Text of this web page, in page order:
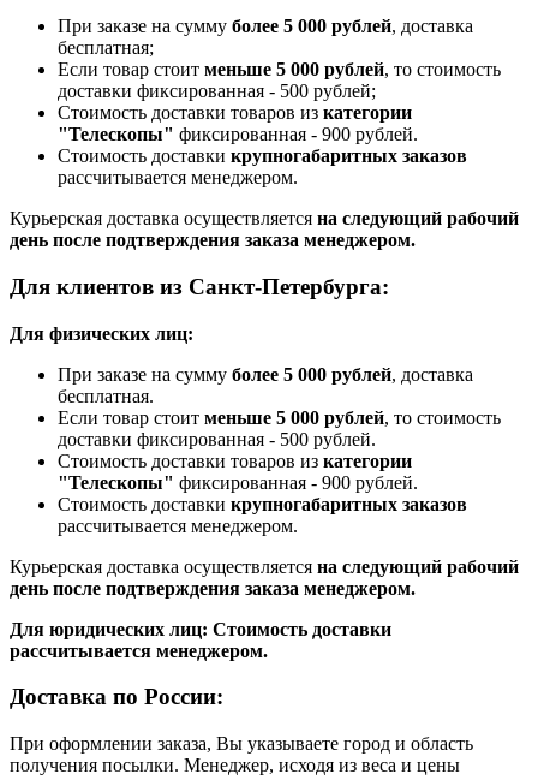
При заказе на сумму более 5 000 рублей, доставка
бесплатная;
Если товар стоит меньше 5 000 рублей, то стоимость
доставки фиксированная - 500 рублей;
Стоимость доставки товаров из категории
"Телескопы" фиксированная - 900 рублей.
Стоимость доставки крупногабаритных заказов
рассчитывается менеджером.
Курьерская доставка осуществляется на следующий рабочий
день после подтверждения заказа менеджером.
Для клиентов из Санкт-Петербурга:
Для физических лиц:
При заказе на сумму более 5 000 рублей, доставка
бесплатная.
Если товар стоит меньше 5 000 рублей, то стоимость
доставки фиксированная - 500 рублей.
Стоимость доставки товаров из категории
"Телескопы" фиксированная - 900 рублей.
Стоимость доставки крупногабаритных заказов
рассчитывается менеджером.
Курьерская доставка осуществляется на следующий рабочий
день после подтверждения заказа менеджером.
Для юридических лиц: Стоимость доставки
рассчитывается менеджером.
Доставка по России:
При оформлении заказа, Вы указываете город и область
получения посылки. Менеджер, исходя из веса и цены